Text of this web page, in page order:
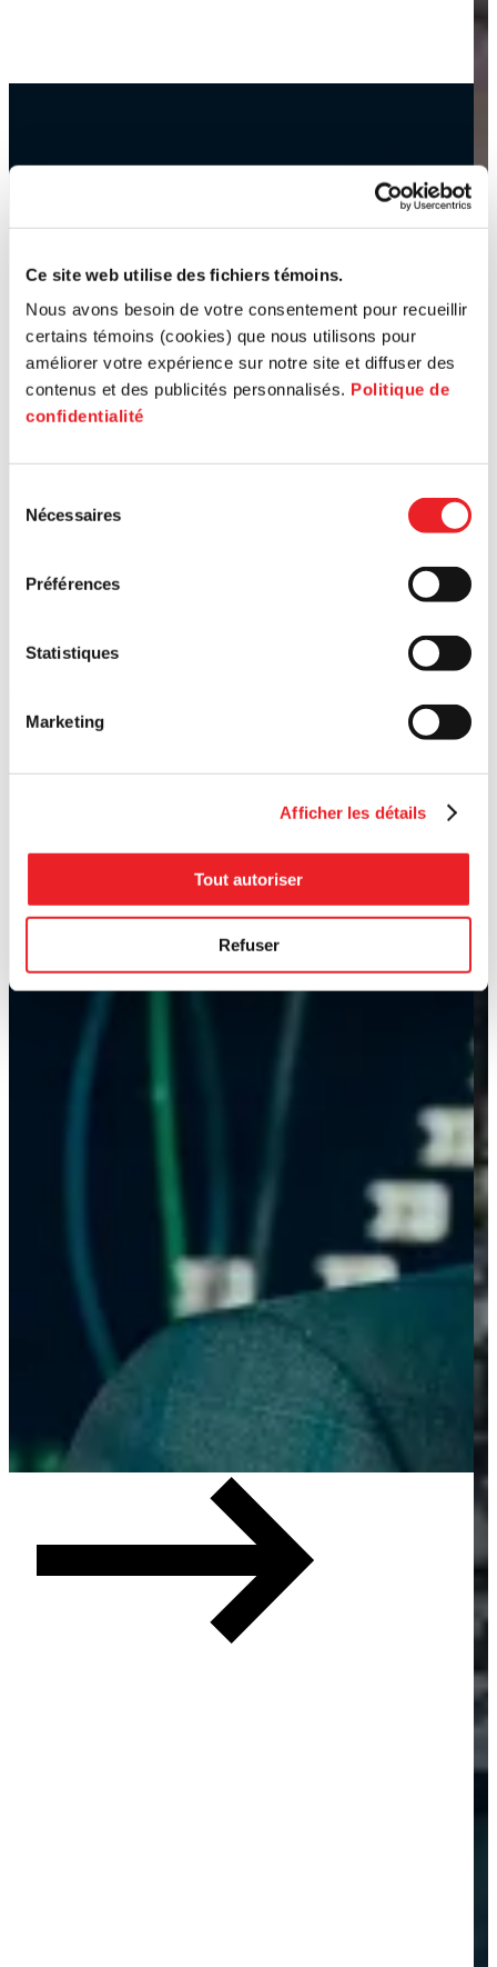
Ce site web utilise des fichiers témoins.
Nous avons besoin de votre consentement pour recueillir
certains témoins (cookies) que nous utilisons pour
améliorer votre expérience sur notre site et diffuser des
contenus et des publicités personnalisés. Politique de
confidentialité
Nécessaires
Préférences
Statistiques
Marketing
Afficher les détails
Tout autoriser
Refuser